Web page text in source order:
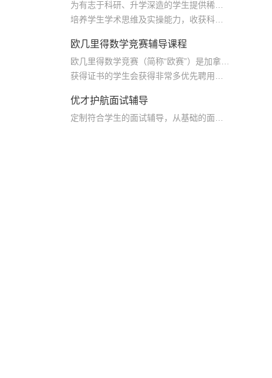
欧几里得数学竞赛辅导课程
优才护航面试辅导